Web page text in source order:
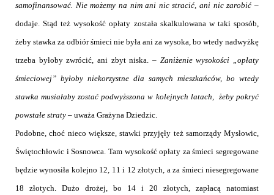
samofinansować. Nie możemy na nim ani nic stracić, ani nic zarobić –
dodaje. Stąd też wysokość opłaty została skalkulowana w taki sposób,
żeby stawka za odbiór śmieci nie była ani za wysoka, bo wtedy nadwyżkę
trzeba byłoby zwrócić, ani zbyt niska. – Zaniżenie wysokości „opłaty
śmieciowej” byłoby niekorzystne dla samych mieszkańców, bo wtedy
stawka musiałaby zostać podwyższona w kolejnych latach, żeby pokryć
powstałe straty – uważa Grażyna Dziedzic.
Podobne, choć nieco większe, stawki przyjęły też samorządy Mysłowic,
Świętochłowic i Sosnowca. Tam wysokość opłaty za śmieci segregowane
będzie wynosiła kolejno 12, 11 i 12 złotych, a za śmieci niesegregowane
18 złotych. Dużo drożej, bo 14 i 20 złotych, zapłacą natomiast